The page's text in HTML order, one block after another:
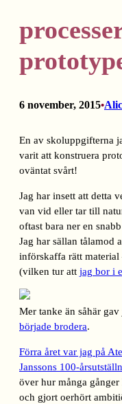
6 november, 2015•
En av skoluppgifterna
varit att konstruera
oväntat svårt!
Jag har insett att detta
van vid eller tar till
oftast bara ner en
Jag har sällan tålamod
införskaffa rätt
(vilken tur att jag bor i
Mer tanke än såhär
började brodera.
Förra året var jag på
Janssons 100-
över hur många
och gjort oerhört